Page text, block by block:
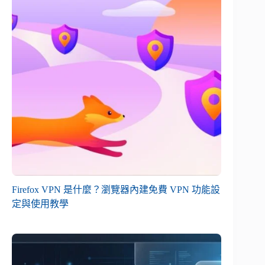
Firefox VPN 是什麼？瀏覽器內建免費 VPN 功能設
定與使用教學